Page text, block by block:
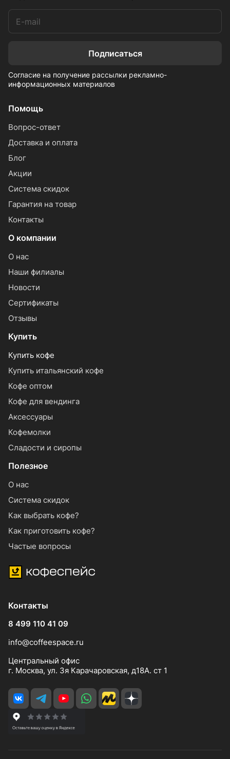
Подписаться
Согласие на получение рассылки рекламно-
информационных материалов
Помощь
Вопрос-ответ
Доставка и оплата
Блог
Акции
Система скидок
Гарантия на товар
Контакты
О компании
О нас
Наши филиалы
Новости
Сертификаты
Отзывы
Купить
Купить кофе
Купить итальянский кофе
Кофе оптом
Кофе для вендинга
Аксессуары
Кофемолки
Сладости и сиропы
Полезное
О нас
Система скидок
Как выбрать кофе?
Как приготовить кофе?
Частые вопросы
Контакты
8 499 110 41 09
info@coffeespace.ru
Центральный офис
г. Москва, ул. 3я Карачаровская, д18А. ст 1